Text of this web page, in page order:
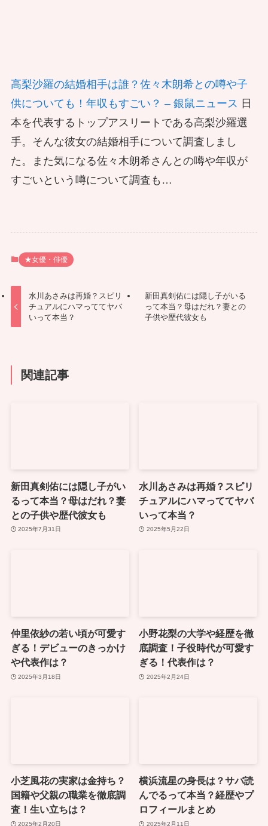
高梨沙羅の結婚相手は誰？佐々木朗希との噂や子
供についても！年収もすごい？ – 銀鼠ニュース 日
本を代表するトップアスリートである高梨沙羅選
手。そんな彼女の結婚相手について調査しまし
た。また気になる佐々木朗希さんとの噂や年収が
すごいという噂について調査も…
★女優・俳優
水川あさみは再婚？スピリ
チュアルにハマっててヤバ
いって本当？
新田真剣佑には隠し子がいる
って本当？母はだれ？妻との
子供や歴代彼女も
関連記事
新田真剣佑には隠し子がい
るって本当？母はだれ？妻
との子供や歴代彼女も
2025年7月31日
水川あさみは再婚？スピリ
チュアルにハマっててヤバ
いって本当？
2025年5月22日
仲里依紗の若い頃が可愛す
ぎる！デビューのきっかけ
や代表作は？
2025年3月18日
小野花梨の大学や経歴を徹
底調査！子役時代が可愛す
ぎる！代表作は？
2025年2月24日
小芝風花の実家は金持ち？
国籍や父親の職業を徹底調
査！生い立ちは？
2025年2月20日
横浜流星の身長は？サバ読
んでるって本当？経歴やプ
ロフィールまとめ
2025年2月11日